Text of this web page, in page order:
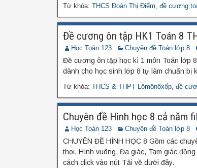
Từ khóa: THCS Đoàn Thị Điểm, đề cương
Đề cương ôn tập HK1 Toán 8
Học Toán 123 Chuyên đề Toán lớp 8
Đề cương ôn tập học kì 1 môn Toán lớp
dành cho học sinh lớp 8 tự làm chuẩn bị
Từ khóa: THCS & THPT Lômônôxốp, đề
Chuyên đề Hình học 8 cả năm
Học Toán 123 Chuyên đề Toán lớp 8
CHUYÊN ĐỀ HÌNH HỌC 8 Gồm các
thoi, Hình vuông, Đa giác, Tam giác
cách click vào nút Tải về dưới đây.